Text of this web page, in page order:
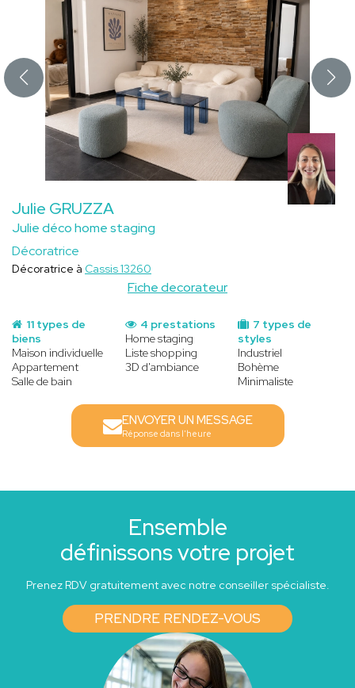
Julie GRUZZA
Julie déco home staging
Décoratrice
Fiche decorateur
Décoratrice à Cassis 13260
11 types de
biens
Maison individuelle
Appartement
Salle de bain
7 types de
styles
Industriel
Bohème
Minimaliste
4 prestations
Home staging
Liste shopping
3D d'ambiance
ENVOYER UN MESSAGE
Réponse dans l'heure
Ensemble
définissons votre projet
Prenez RDV gratuitement avec notre conseiller spécialiste.
PRENDRE RENDEZ-VOUS